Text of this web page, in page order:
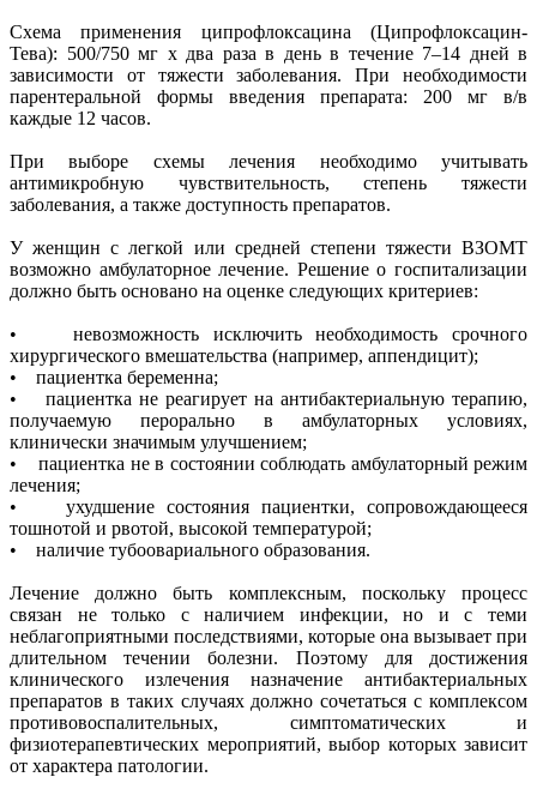
Схема применения ципрофлоксацина (Ципрофлоксацин-
Тева): 500/750 мг х два раза в день в течение 7–14 дней в
зависимости от тяжести заболевания. При необходимости
парентеральной формы введения препарата: 200 мг в/в
каждые 12 часов.
При выборе схемы лечения необходимо учитывать
антимикробную чувствительность, степень тяжести
заболевания, а также доступность препаратов.
У женщин с легкой или средней степени тяжести ВЗОМТ
возможно амбулаторное лечение. Решение о госпитализации
должно быть основано на оценке следующих критериев:
• невозможность исключить необходимость срочного
хирургического вмешательства (например, аппендицит);
• пациентка беременна;
• пациентка не реагирует на антибактериальную терапию,
получаемую перорально в амбулаторных условиях,
клинически значимым улучшением;
• пациентка не в состоянии соблюдать амбулаторный режим
лечения;
• ухудшение состояния пациентки, сопровождающееся
тошнотой и рвотой, высокой температурой;
• наличие тубоовариального образования.
Лечение должно быть комплексным, поскольку процесс
связан не только с наличием инфекции, но и с теми
неблагоприятными последствиями, которые она вызывает при
длительном течении болезни. Поэтому для достижения
клинического излечения назначение антибактериальных
препаратов в таких случаях должно сочетаться с комплексом
противовоспалительных, симптоматических и
физиотерапевтических мероприятий, выбор которых зависит
от характера патологии.